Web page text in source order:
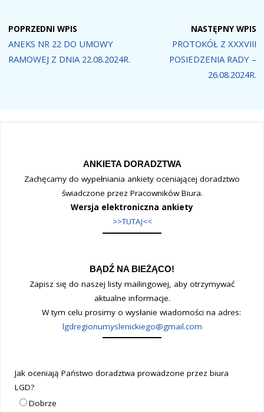
POPRZEDNI WPIS
ANEKS NR 22 DO UMOWY
RAMOWEJ Z DNIA 22.08.2024R.
NASTĘPNY WPIS
PROTOKÓŁ Z XXXVIII
POSIEDZENIA RADY –
26.08.2024R.
ANKIETA DORADZTWA
Zachęcamy do wypełniania ankiety oceniającej doradztwo
świadczone przez Pracowników Biura.
Wersja elektroniczna ankiety
>>TUTAJ<<
BĄDŹ NA BIEŻĄCO!
Zapisz się do naszej listy mailingowej, aby otrzymywać
aktualne informacje.
W tym celu prosimy o wysłanie wiadomości na adres:
lgdregionumyslenickiego@gmail.com
Jak oceniają Państwo doradztwa prowadzone przez biura
LGD?
Dobrze